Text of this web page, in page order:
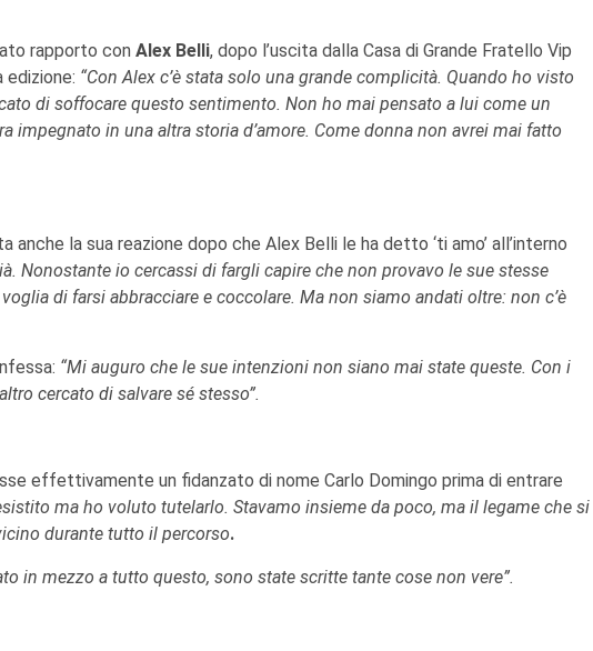
rapporto con Alex Belli, dopo l’uscita dalla Casa di Grande Fratello Vip
edizione: “Con Alex c’è stata solo una grande complicità. Quando ho visto
di soffocare questo sentimento. Non ho mai pensato a lui come un
impegnato in una altra storia d’amore. Come donna non avrei mai fatto
la sua reazione dopo che Alex Belli le ha detto ‘ti amo’ all’interno
Nonostante io cercassi di fargli capire che non provavo le sue stesse
di farsi abbracciare e coccolare. Ma non siamo andati oltre: non c’è
“Mi auguro che le sue intenzioni non siano mai state queste. Con i
cercato di salvare sé stesso”.
effettivamente un fidanzato di nome Carlo Domingo prima di entrare
ma ho voluto tutelarlo. Stavamo insieme da poco, ma il legame che si
durante tutto il percorso.
in mezzo a tutto questo, sono state scritte tante cose non vere”.